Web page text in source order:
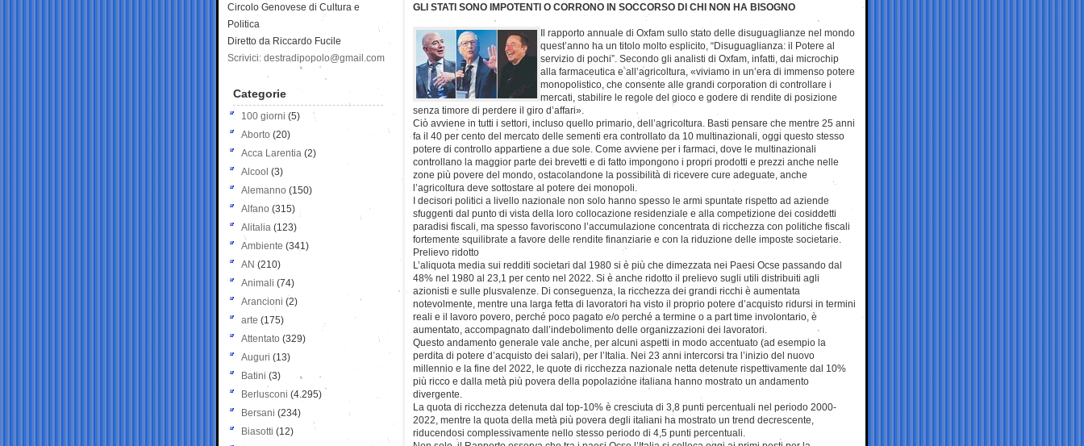
GLI STATI SONO IMPOTENTI O CORRONO IN SOCCORSO DI CHI NON HA BISOGNO
Il rapporto annuale di Oxfam sullo stato delle disuguaglianze nel mondo
quest’anno ha un titolo molto esplicito, “Disuguaglianza: il Potere al
servizio di pochi”. Secondo gli analisti di Oxfam, infatti, dai microchip
alla farmaceutica e all’agricoltura, «viviamo in un’era di immenso potere
monopolistico, che consente alle grandi corporation di controllare i
mercati, stabilire le regole del gioco e godere di rendite di posizione
senza timore di perdere il giro d’affari».
Ciò avviene in tutti i settori, incluso quello primario, dell’agricoltura. Basti pensare che mentre 25 anni
fa il 40 per cento del mercato delle sementi era controllato da 10 multinazionali, oggi questo stesso
potere di controllo appartiene a due sole. Come avviene per i farmaci, dove le multinazionali
controllano la maggior parte dei brevetti e di fatto impongono i propri prodotti e prezzi anche nelle
zone più povere del mondo, ostacolandone la possibilità di ricevere cure adeguate, anche
l’agricoltura deve sottostare al potere dei monopoli.
I decisori politici a livello nazionale non solo hanno spesso le armi spuntate rispetto ad aziende
sfuggenti dal punto di vista della loro collocazione residenziale e alla competizione dei cosiddetti
paradisi fiscali, ma spesso favoriscono l’accumulazione concentrata di ricchezza con politiche fiscali
fortemente squilibrate a favore delle rendite finanziarie e con la riduzione delle imposte societarie.
Prelievo ridotto
L’aliquota media sui redditi societari dal 1980 si è più che dimezzata nei Paesi Ocse passando dal
48% nel 1980 al 23,1 per cento nel 2022. Si è anche ridotto il prelievo sugli utili distribuiti agli
azionisti e sulle plusvalenze. Di conseguenza, la ricchezza dei grandi ricchi è aumentata
notevolmente, mentre una larga fetta di lavoratori ha visto il proprio potere d’acquisto ridursi in termini
reali e il lavoro povero, perché poco pagato e/o perché a termine o a part time involontario, è
aumentato, accompagnato dall’indebolimento delle organizzazioni dei lavoratori.
Questo andamento generale vale anche, per alcuni aspetti in modo accentuato (ad esempio la
perdita di potere d’acquisto dei salari), per l’Italia. Nei 23 anni intercorsi tra l’inizio del nuovo
millennio e la fine del 2022, le quote di ricchezza nazionale netta detenute rispettivamente dal 10%
più ricco e dalla metà più povera della popolazione italiana hanno mostrato un andamento
divergente.
La quota di ricchezza detenuta dal top-10% è cresciuta di 3,8 punti percentuali nel periodo 2000-
2022, mentre la quota della metà più povera degli italiani ha mostrato un trend decrescente,
riducendosi complessivamente nello stesso periodo di 4,5 punti percentuali.
Circolo Genovese di Cultura e
Politica
Diretto da Riccardo Fucile
Scrivici: destradipopolo@gmail.com
Categorie
100 giorni (5)
Aborto (20)
Acca Larentia (2)
Alcool (3)
Alemanno (150)
Alfano (315)
Alitalia (123)
Ambiente (341)
AN (210)
Animali (74)
Arancioni (2)
arte (175)
Attentato (329)
Auguri (13)
Batini (3)
Berlusconi (4.295)
Bersani (234)
Biasotti (12)